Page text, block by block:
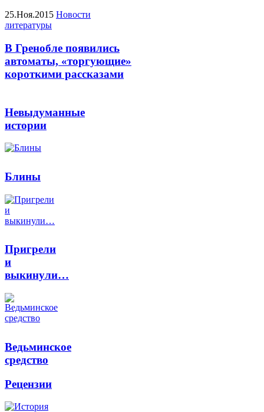
25.Ноя.2015 Новости
литературы
В Гренобле появились
автоматы, «торгующие»
короткими рассказами
Невыдуманные
истории
Блины
Пригрели
и
выкинули…
Ведьминское
средство
Рецензии